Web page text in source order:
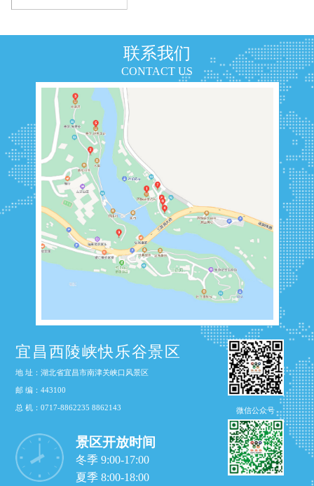
联系我们
CONTACT US
宜昌西陵峡快乐谷景区
地 址：湖北省宜昌市南津关峡口风景区
邮 编：443100
总 机：0717-8862235 8862143
景区开放时间
冬季 9:00-17:00
夏季 8:00-18:00
微信公众号